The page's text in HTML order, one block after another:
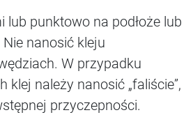
lub punktowo na podłoże lub
nanosić kleju
W przypadku
klej należy nanosić „faliście”,
przyczepności.